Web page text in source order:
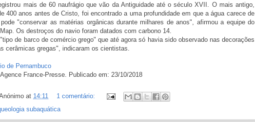
mais de 60 naufrágio que vão da Antiguidade até o século XVII. O mais antigo,
400 anos antes de Cristo, foi encontrado a uma profundidade em que a água carece de
"conservar as matérias orgânicas durante milhares de anos", afirmou a equipe do
Os destroços do navio foram datados com carbono 14.
de barco de comércio grego" que até agora só havia sido observado nas decorações
cerâmicas gregas", indicaram os cientistas.
de Pernambuco
France-Presse. Publicado em: 23/10/2018
at 14:11
1 comentário:
subaquática